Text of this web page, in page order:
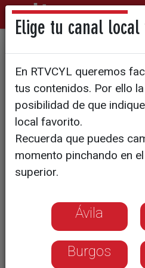
Los sindicatos
huelga general
empleados
recuperan
Elige tu canal local
En RTVCYL queremos
tus contenidos. Por ello
posibilidad de que
local favorito.
Recuerda que puedes
momento pinchando en
superior.
Ávila
Burgos